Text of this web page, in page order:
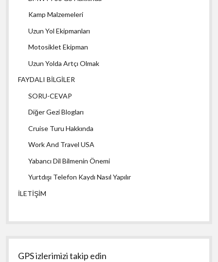
Kamp Malzemeleri
Uzun Yol Ekipmanları
Motosiklet Ekipman
Uzun Yolda Artçı Olmak
FAYDALI BİLGİLER
SORU-CEVAP
Diğer Gezi Blogları
Cruise Turu Hakkında
Work And Travel USA
Yabancı Dil Bilmenin Önemi
Yurtdışı Telefon Kaydı Nasıl Yapılır
İLETİŞİM
GPS izlerimizi takip edin